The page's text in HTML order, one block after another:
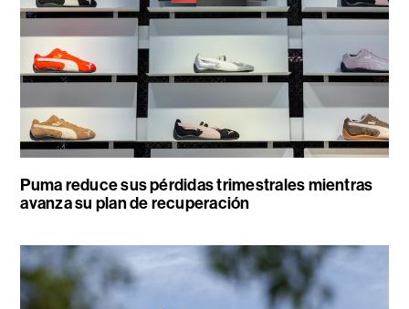
Puma reduce sus pérdidas trimestrales mientras
avanza su plan de recuperación